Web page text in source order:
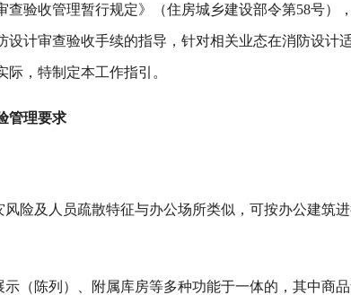
验收管理暂行规定》（住房城乡建设部令第58号）
计审查验收手续的指导，针对相关业态在消防设计
，特制定本工作指引。
管理要求
险及人员疏散特征与办公场所类似，可按办公建筑
（陈列）、附属库房等多种功能于一体的，其中商